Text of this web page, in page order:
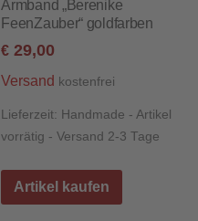
Armband „Berenike
FeenZauber“ goldfarben
€ 29,00
Versand kostenfrei
Lieferzeit: Handmade - Artikel
vorrätig - Versand 2-3 Tage
Artikel kaufen